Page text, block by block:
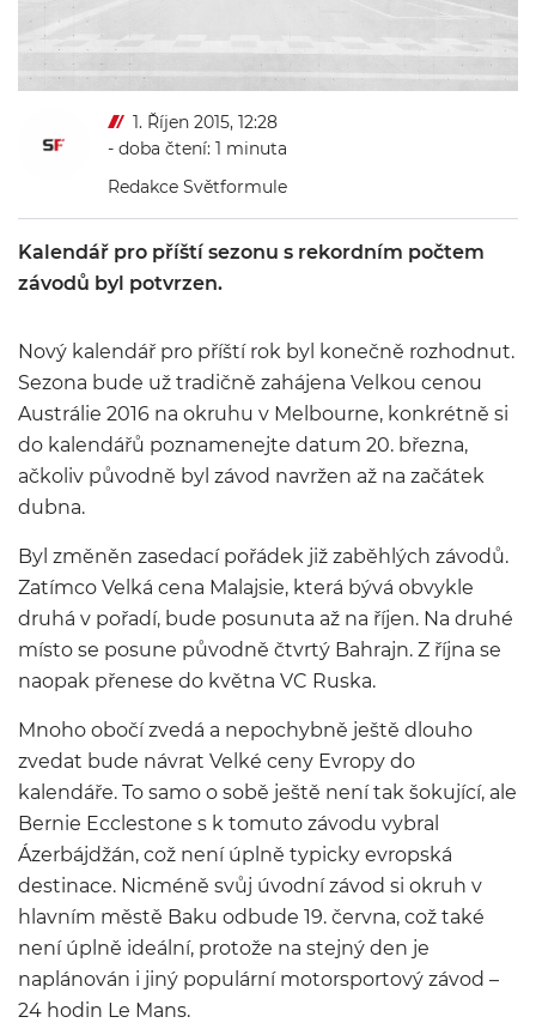
1. Říjen 2015, 12:28
- doba čtení: 1 minuta
Redakce Světformule
Kalendář pro příští sezonu s rekordním počtem
závodů byl potvrzen.
Nový kalendář pro příští rok byl konečně rozhodnut.
Sezona bude už tradičně zahájena Velkou cenou
Austrálie 2016 na okruhu v Melbourne, konkrétně si
do kalendářů poznamenejte datum 20. března,
ačkoliv původně byl závod navržen až na začátek
dubna.
Byl změněn zasedací pořádek již zaběhlých závodů.
Zatímco Velká cena Malajsie, která bývá obvykle
druhá v pořadí, bude posunuta až na říjen. Na druhé
místo se posune původně čtvrtý Bahrajn. Z října se
naopak přenese do května VC Ruska.
Mnoho obočí zvedá a nepochybně ještě dlouho
zvedat bude návrat Velké ceny Evropy do
kalendáře. To samo o sobě ještě není tak šokující, ale
Bernie Ecclestone s k tomuto závodu vybral
Ázerbájdžán, což není úplně typicky evropská
destinace. Nicméně svůj úvodní závod si okruh v
hlavním městě Baku odbude 19. června, což také
není úplně ideální, protože na stejný den je
naplánován i jiný populární motorsportový závod –
24 hodin Le Mans.